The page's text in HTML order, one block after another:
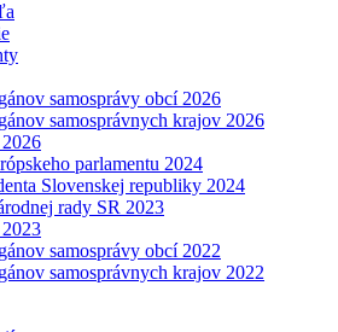
samosprávy obcí 2026
samosprávnych krajov 2026
parlamentu 2024
Slovenskej republiky 2024
rady SR 2023
samosprávy obcí 2022
samosprávnych krajov 2022